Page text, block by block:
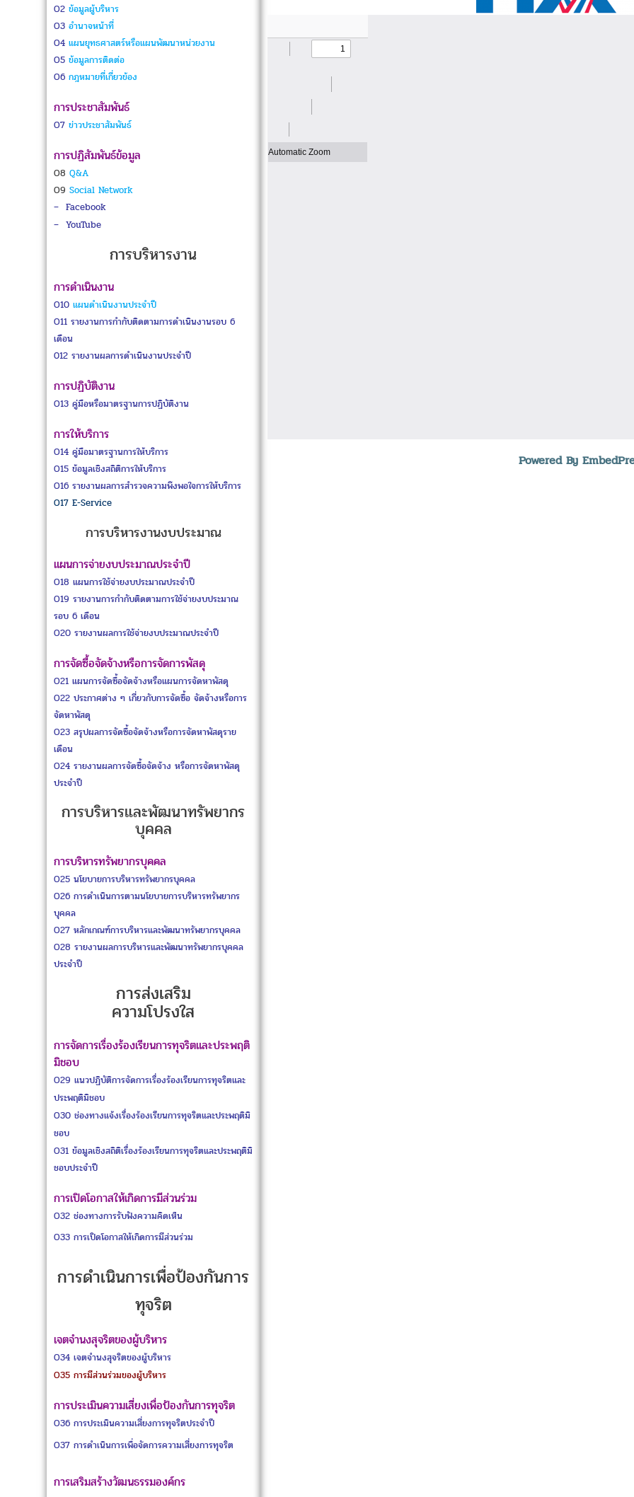
O2 ข้อมูลผู้บริหาร
O3 อำนาจหน้าที่
O4 แผนยุทธศาสตร์หรือแผนพัฒนาหน่วยงาน
O5 ข้อมูลการติดต่อ
O6 กฎหมายที่เกี่ยวข้อง
การประชาสัมพันธ์
O7 ข่าวประชาสัมพันธ์
การปฏิสัมพันธ์ข้อมูล
O8 Q&A
O9 Social Network
– Facebook
– YouTube
การบริหารงาน
การดำเนินงาน
O10 แผนดำเนินงานประจำปี
O11 รายงานการกำกับติดตามการดำเนินงานรอบ 6
เดือน
012 รายงานผลการดำเนินงานประจำปี
การปฏิบัติงาน
O13 คู่มือหรือมาตรฐานการปฏิบัติงาน
การให้บริการ
O14 คู่มือมาตรฐานการให้บริการ
O15 ข้อมูลเชิงสถิติการให้บริการ
O16 รายงานผลการสำรวจความพึงพอใจการให้บริการ
O17 E-Service
การบริหารงานงบประมาณ
แผนการจ่ายงบประมาณประจำปี
O18 แผนการใช้จ่ายงบประมาณประจำปี
O19 รายงานการกำกับติดตามการใช้จ่ายงบประมาณ
รอบ 6 เดือน
O20 รายงานผลการใช้จ่ายงบประมาณประจำปี
การจัดซื้อจัดจ้างหรือการจัดการพัสดุ
O21 แผนการจัดซื้อจัดจ้างหรือแผนการจัดหาพัสดุ
O22 ประกาศต่าง ๆ เกี่ยวกับการจัดซื้อ จัดจ้างหรือการ
จัดหาพัสดุ
O23 สรุปผลการจัดซื้อจัดจ้างหรือการจัดหาพัสดุราย
เดือน
O24 รายงานผลการจัดซื้อจัดจ้าง หรือการจัดหาพัสดุ
ประจำปี
การบริหารและพัฒนาทรัพยากร
บุคคล
การบริหารทรัพยากรบุคคล
O25 นโยบายการบริหารทรัพยากรบุคคล
O26 การดำเนินการตามนโยบายการบริหารทรัพยากร
บุคคล
O27 หลักเกณฑ์การบริหารและพัฒนาทรัพยากรบุคคล
O28 รายงานผลการบริหารและพัฒนาทรัพยากรบุคคล
ประจำปี
การส่งเสริม
ความโปรงใส
การจัดการเรื่องร้องเรียนการทุจริตและประพฤติ
มิชอบ
O29 แนวปฏิบัติการจัดการเรื่องร้องเรียนการทุจริตและ
ประพฤติมิชอบ
O30 ช่องทางแจ้งเรื่องร้องเรียนการทุจริตและประพฤติมิ
ชอบ
O31 ข้อมูลเชิงสถิติเรื่องร้องเรียนการทุจริตและประพฤติมิ
ชอบประจำปี
การเปิดโอกาสให้เกิดการมีส่วนร่วม
O32 ช่องทางการรับฟังความคิดเห็น
O33 การเปิดโอกาสให้เกิดการมีส่วนร่วม
การดำเนินการเพื่อป้องกันการ
ทุจริต
เจตจำนงสุจริตของผู้บริหาร
O34 เจตจำนงสุจริตของผู้บริหาร
O35 การมีส่วนร่วมของผู้บริหาร
การประเมินความเสี่ยงเพื่อป้องกันการทุจริต
O36 การประเมินความเสี่ยงการทุจริตประจำปี
O37 การดำเนินการเพื่อจัดการความเสี่ยงการทุจริต
การเสริมสร้างวัฒนธรรมองค์กร
Powered By